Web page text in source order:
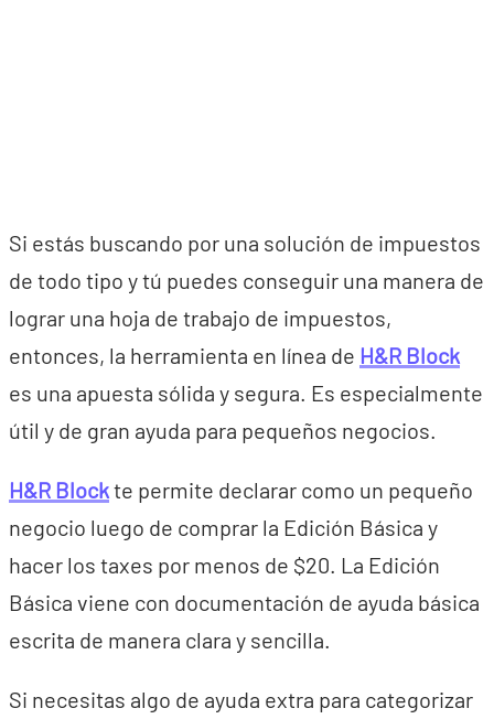
Si estás buscando por una solución de impuestos
de todo tipo y tú puedes conseguir una manera de
lograr una hoja de trabajo de impuestos,
entonces, la herramienta en línea de H&R Block
es una apuesta sólida y segura. Es especialmente
útil y de gran ayuda para pequeños negocios.
H&R Blockte permite declarar como un pequeño
negocio luego de comprar la Edición Básica y
hacer los taxes por menos de $20. La Edición
Básica viene con documentación de ayuda básica
escrita de manera clara y sencilla.
Si necesitas algo de ayuda extra para categorizar